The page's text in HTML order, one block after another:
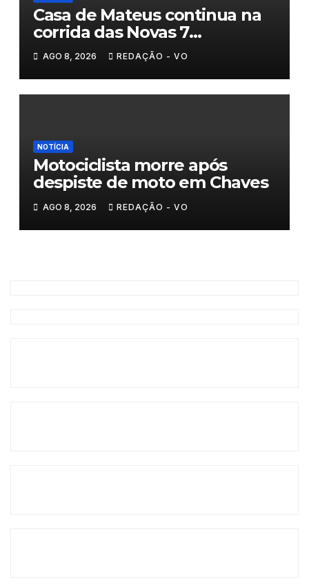
Casa de Mateus continua na
corrida das Novas 7
Maravilhas de Portugal
AGO 8, 2026 REDAÇÃO - VO
NOTÍCIA
Motociclista morre após
despiste de moto em Chaves
AGO 8, 2026 REDAÇÃO - VO